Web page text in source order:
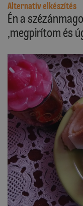
Alternatív elkészítés
Én a
,megpirítom és